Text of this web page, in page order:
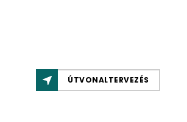
ÚTVONALTERVEZÉS